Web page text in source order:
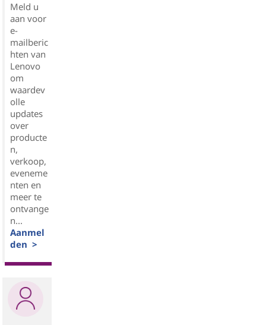
Meld u
aan voor
e-
mailberic
hten van
Lenovo
om
waardev
olle
updates
over
producte
n,
verkoop,
eveneme
nten en
meer te
ontvange
n...
Aanmel
den >